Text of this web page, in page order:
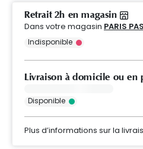
Retrait 2h en magasin
Dans votre magasin PARIS
Indisponible
Livraison à domicile ou en
Disponible
Plus d’informations sur la